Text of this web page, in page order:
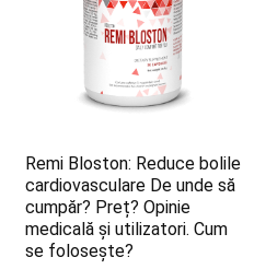
Remi Bloston: Reduce bolile
cardiovasculare De unde să
cumpăr? Preț? Opinie
medicală și utilizatori. Cum
se folosește?